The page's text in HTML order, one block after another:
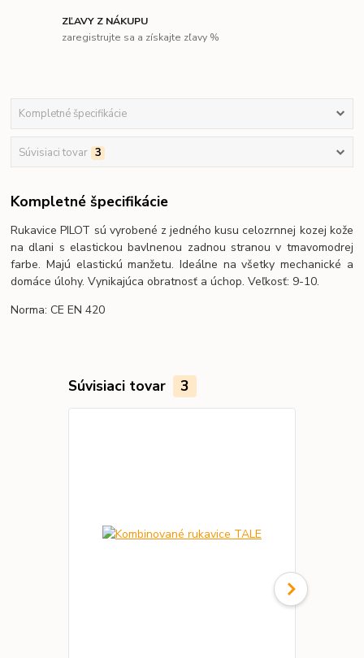
ZĽAVY Z NÁKUPU
zaregistrujte sa a získajte zľavy %
Kompletné špecifikácie
Súvisiaci tovar 3
Kompletné špecifikácie
Rukavice PILOT sú vyrobené z jedného kusu celozrnnej kozej kože
na dlani s elastickou bavlnenou zadnou stranou v tmavomodrej
farbe. Majú elastickú manžetu. Ideálne na všetky mechanické a
domáce úlohy. Vynikajúca obratnosť a úchop. Veľkosť: 9-10.
Norma: CE EN 420
Súvisiaci tovar 3